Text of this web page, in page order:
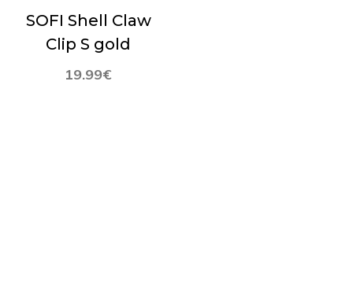
SOFI Shell Claw
Clip S gold
19.99€